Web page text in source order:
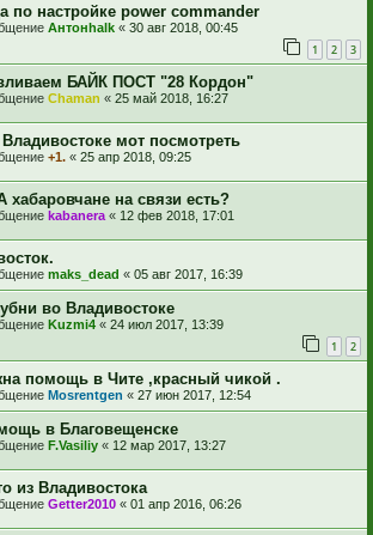
по настройке power commander
Антонhalk « 30 авг 2018, 00:45
1 2 3
БАЙК ПОСТ "28 Кордон"
Chaman « 25 май 2018, 16:27
мот посмотреть
+1. « 25 апр 2018, 09:25
хабаровчане на связи есть?
kabanera « 12 фев 2018, 17:01
maks_dead « 05 авг 2017, 16:39
во Владивостоке
Kuzmi4 « 24 июл 2017, 13:39
1 2
помощь в Чите ,красный чикой .
Mosrentgen « 27 июн 2017, 12:54
в Благовещенске
F.Vasiliy « 12 мар 2017, 13:27
из Владивостока
Getter2010 « 01 апр 2016, 06:26